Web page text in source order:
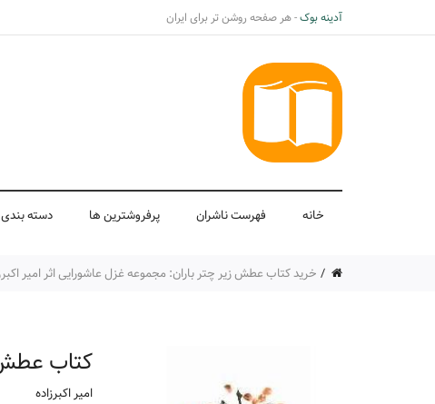
آدینه بوک- هر صفحه روشن تر برای ایران
خانه فهرست ناشران پرفروشترین ها دسته بندی
خرید کتاب عطش زیر چتر باران: مجموعه غزل عاشورایی اثر امیر
کتاب عطش
امیر اکبرزاده